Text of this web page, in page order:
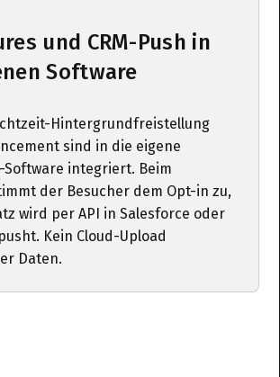
und CRM-Push in
Software
Hintergrundfreistellung
sind in die eigene
integriert. Beim
der Besucher dem Opt-in zu,
wird per API in Salesforce oder
Kein Cloud-Upload
Daten.